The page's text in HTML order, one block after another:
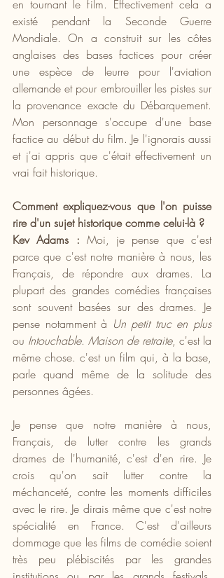
en tournant le film. Effectivement cela a
existé pendant la Seconde Guerre
Mondiale. On a construit sur les côtes
anglaises des bases factices pour créer
une espèce de leurre pour l'aviation
allemande et pour embrouiller les pistes sur
la provenance exacte du Débarquement.
Mon personnage s'occupe d'une base
factice au début du film. Je l'ignorais aussi
et j'ai appris que c'était effectivement un
vrai fait historique.
Comment expliquez-vous que l'on puisse
rire d'un sujet historique comme celui-là ?
Kev Adams : Moi, je pense que c'est
parce que c'est notre manière à nous, les
Français, de répondre aux drames. La
plupart des grandes comédies françaises
sont souvent basées sur des drames. Je
pense notamment à Un petit truc en plus
ou Intouchable. Maison de retraite, c'est la
même chose. c'est un film qui, à la base,
parle quand même de la solitude des
personnes âgées.
Je pense que notre manière à nous,
Français, de lutter contre les grands
drames de l'humanité, c'est d'en rire. Je
crois qu'on sait lutter contre la
méchanceté, contre les moments difficiles
avec le rire. Je dirais même que c'est notre
spécialité en France. C'est d'ailleurs
dommage que les films de comédie soient
très peu plébiscités par les grandes